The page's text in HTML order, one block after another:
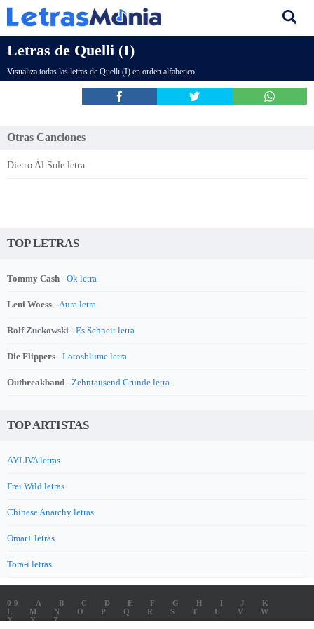
Letras de Quelli (I)
Visualiza todas las letras de Quelli (I) en orden alfabetico
Otras Canciones
Dietro Al Sole letra
TOP LETRAS
Tommy Cash - Ok letra
Leni Woess - Aura letra
Rolf Zuckowski - Es Schneit letra
Die Flippers - Lotosblume letra
Outbreakband - Zehntausend Gründe letra
TOP ARTISTAS
AYLIVA letras
Frei.Wild letras
Chinese Anarchy letras
Omar+ letras
Tora-i letras
0-9 A B C D E F G H I J
K
L
M N O P Q R S T U V
W
X
Y Z